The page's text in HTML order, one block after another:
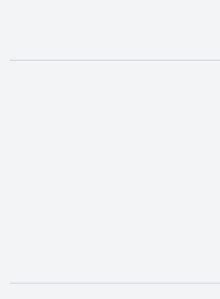
opens in new